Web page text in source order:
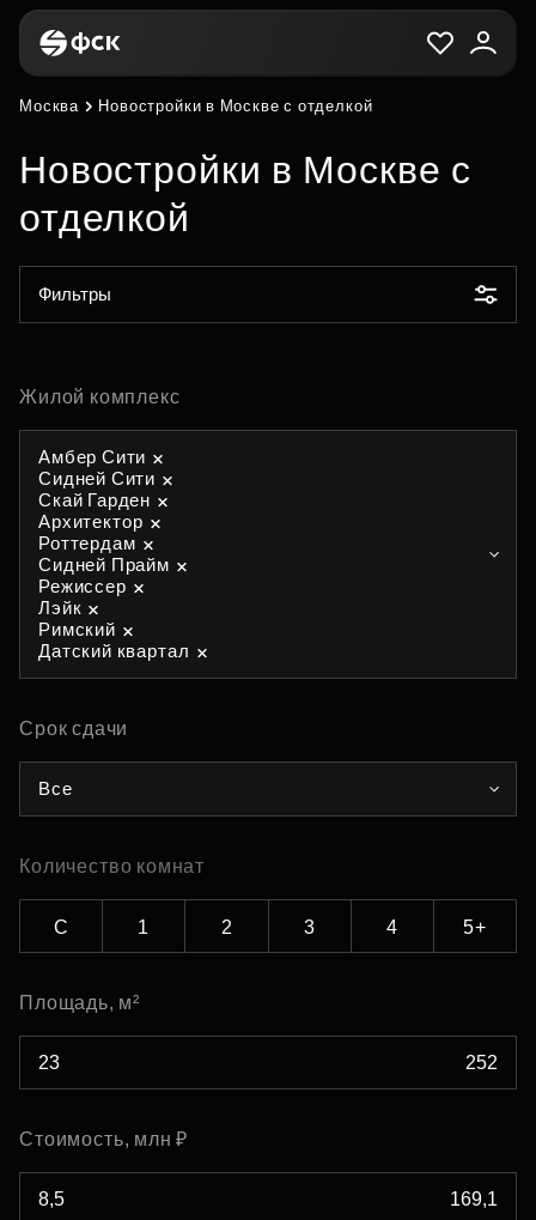
Москва Новостройки в Москве с отделкой
Новостройки в Москве с
отделкой
Фильтры
Жилой комплекс
Амбер Сити
Сидней Сити
Скай Гарден
Архитектор
Роттердам
Сидней Прайм
Режиссер
Лэйк
Римский
Датский квартал
Срок сдачи
Все
Количество комнат
С 1 2 3 4 5+
Площадь, м²
Стоимость, млн ₽